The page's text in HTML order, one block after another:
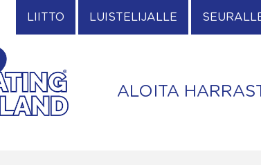
LIITTO LUISTELIJALLE
ALOITA